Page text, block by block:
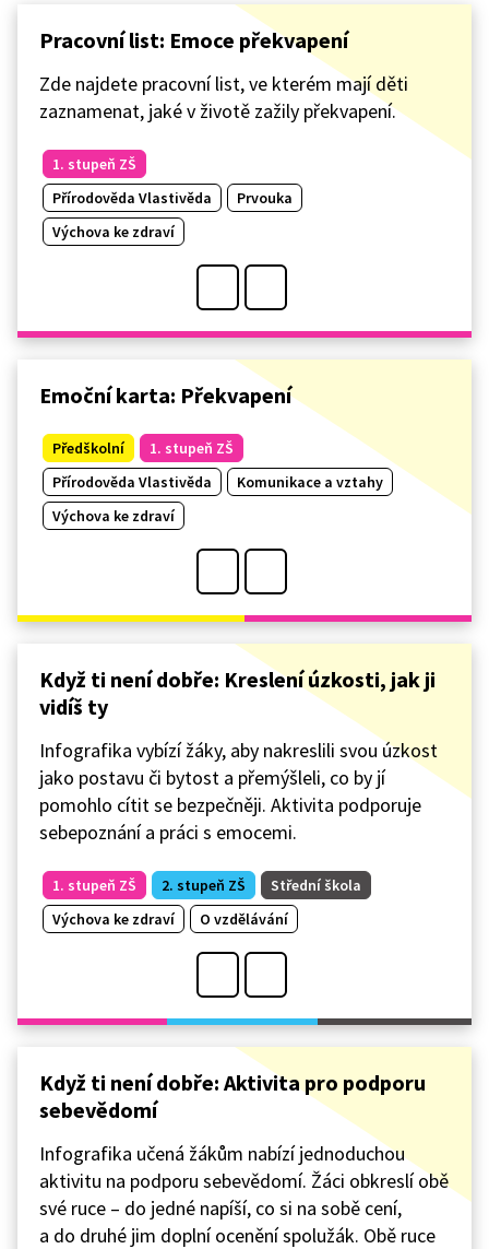
Pracovní list: Emoce překvapení
Zde najdete pracovní list, ve kterém mají děti
zaznamenat, jaké v životě zažily překvapení.
1. stupeň ZŠ
Přírodověda Vlastivěda
Prvouka
Výchova ke zdraví
Emoční karta: Překvapení
Předškolní
1. stupeň ZŠ
Přírodověda Vlastivěda
Komunikace a vztahy
Výchova ke zdraví
Když ti není dobře: Kreslení úzkosti, jak ji
vidíš ty
Infografika vybízí žáky, aby nakreslili svou úzkost
jako postavu či bytost a přemýšleli, co by jí
pomohlo cítit se bezpečněji. Aktivita podporuje
sebepoznání a práci s emocemi.
1. stupeň ZŠ 2. stupeň ZŠ
Střední škola
Výchova ke zdraví
O vzdělávání
Když ti není dobře: Aktivita pro podporu
sebevědomí
Infografika učená žákům nabízí jednoduchou
aktivitu na podporu sebevědomí. Žáci obkreslí obě
své ruce – do jedné napíší, co si na sobě cení,
a do druhé jim doplní ocenění spolužák. Obě ruce